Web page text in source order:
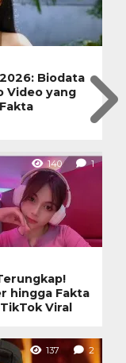
Biodata
Video yang
140 1
hingga Fakta
Viral
137 2